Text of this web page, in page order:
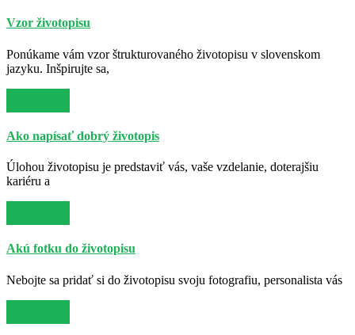
Vzor životopisu
Ponúkame vám vzor štrukturovaného životopisu v slovenskom
jazyku. Inšpirujte sa,
Ako napísať dobrý životopis
Úlohou životopisu je predstaviť vás, vaše vzdelanie, doterajšiu
kariéru a
Akú fotku do životopisu
Nebojte sa pridať si do životopisu svoju fotografiu, personalista vás